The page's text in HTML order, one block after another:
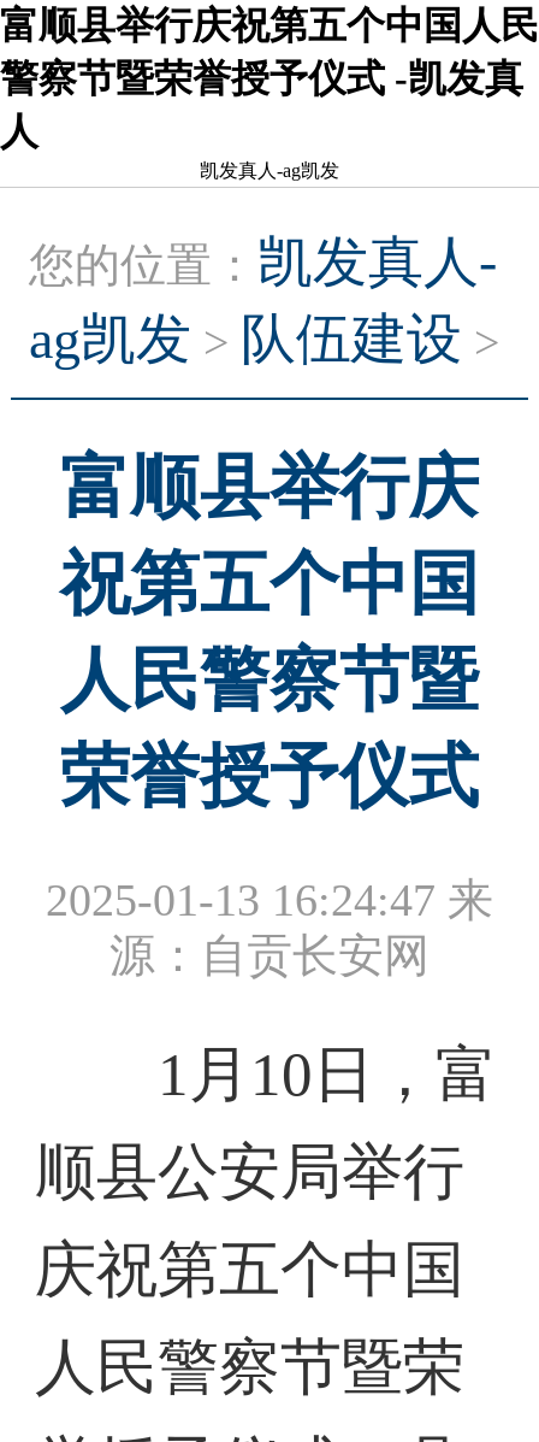
富顺县举行庆祝第五个中国人民
警察节暨荣誉授予仪式 -凯发真
人
凯发真人-ag凯发
您的位置： 凯发真人-
ag凯发 > 队伍建设 >
富顺县举行庆
祝第五个中国
人民警察节暨
荣誉授予仪式
2025-01-13 16:24:47 来
源：自贡长安网
1月10日，富
顺县公安局举行
庆祝第五个中国
人民警察节暨荣